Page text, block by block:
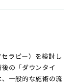
ラピー）を検討し
の「ダウンタイ
一般的な施術の流